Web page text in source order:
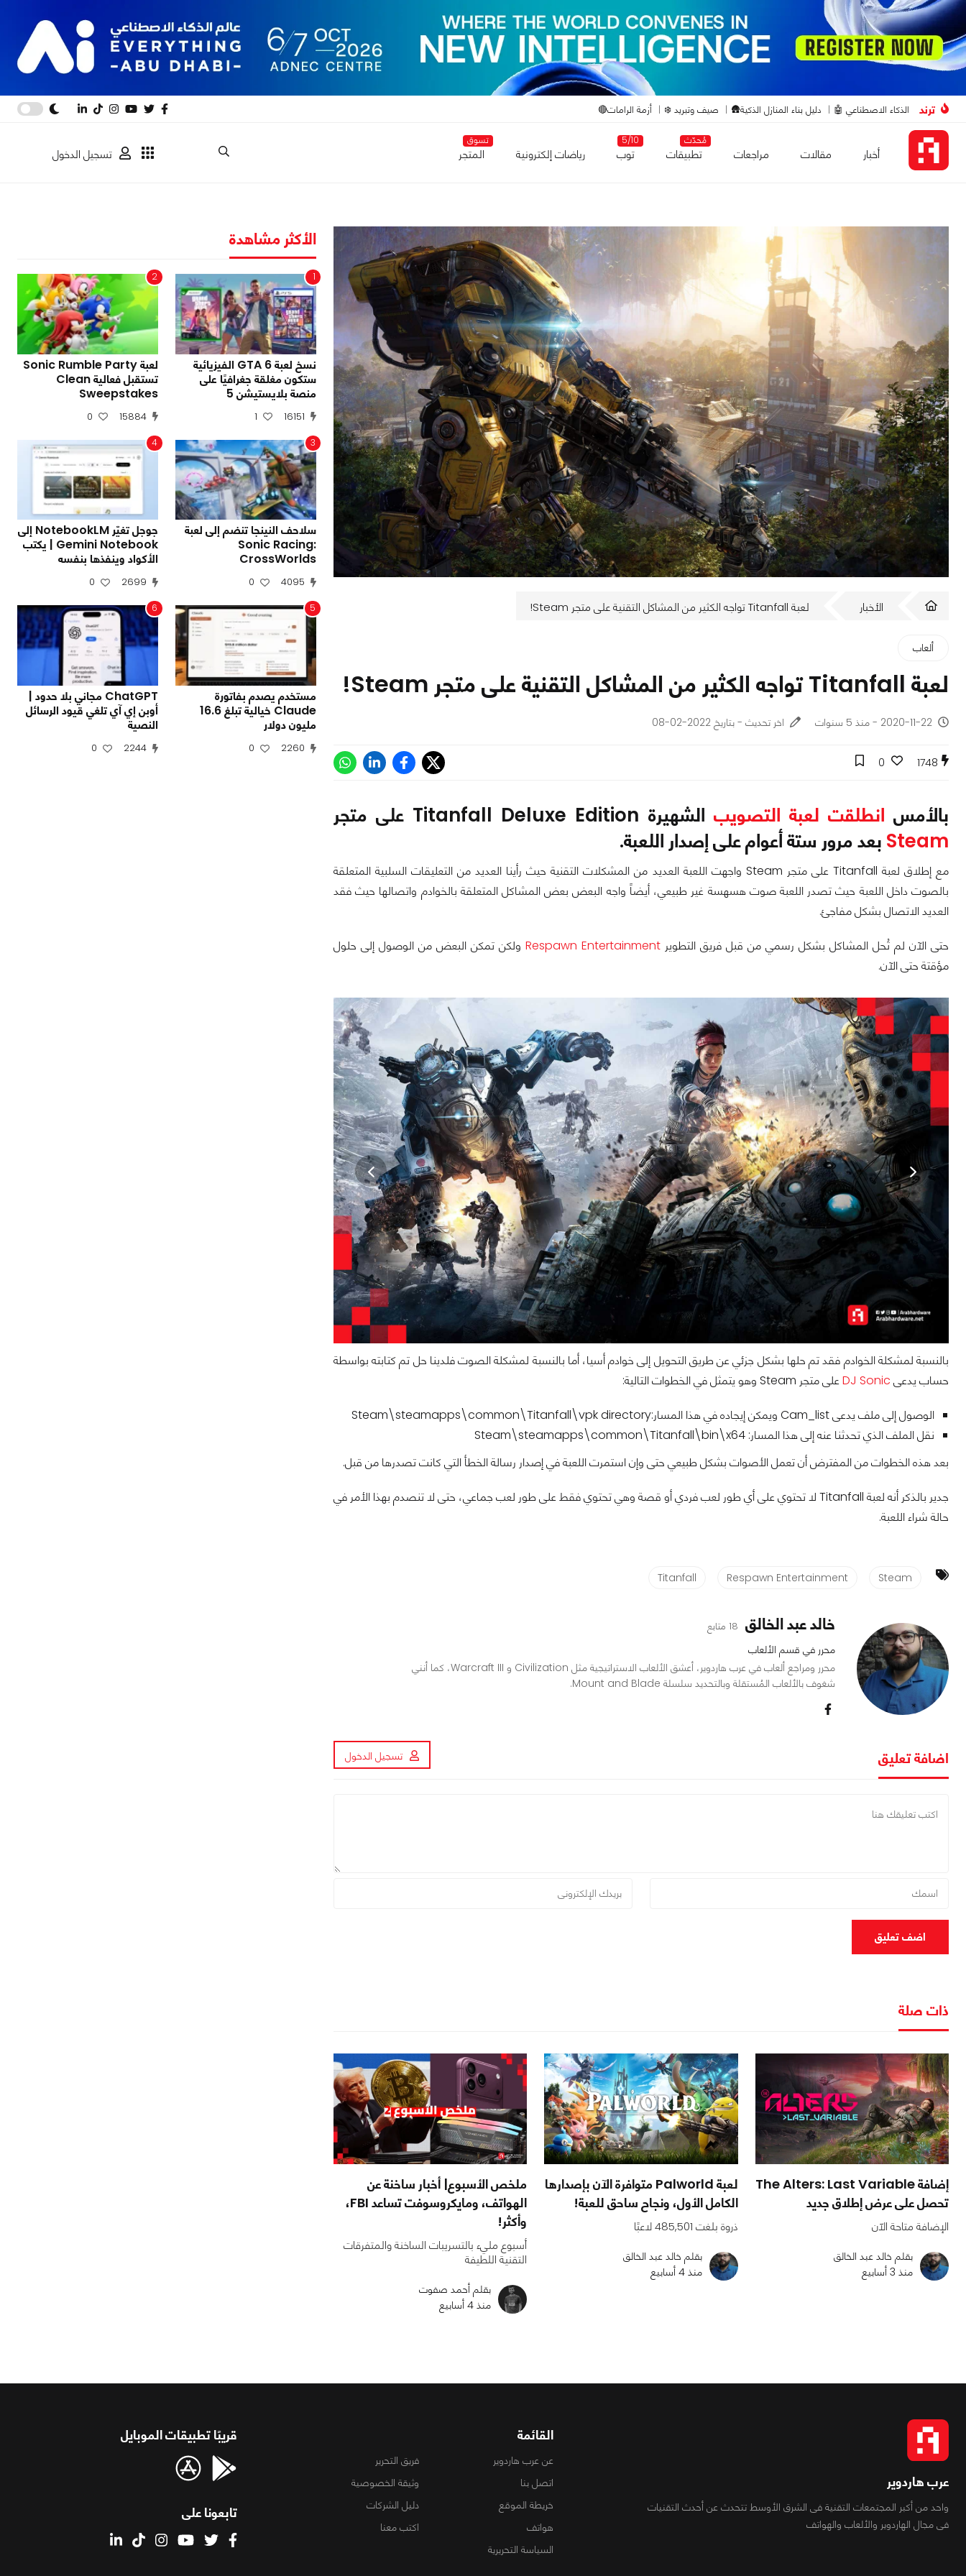
ترند الذكاء الاصطناعي 🤖 دليل بناء المنازل الذكية🛖 صيف وتبريد ❄️ أزمة الرامات🔴
أخبار مقالات مراجعات
مُحدّث
تطبيقات
5/10
توب رياضات إلكترونية
تسوق
المتجر تسجيل الدخول
الأخبار لعبة Titanfall تواجه الكثير من المشاكل التقنية على متجر Steam!
ألعاب
لعبة Titanfall تواجه الكثير من المشاكل التقنية على متجر Steam!
2020-11-22 - منذ 5 سنوات اخر تحديث - بتاريخ 2022-02-08
1748
0
بالأمسانطلقت لعبة التصويب الشهيرة Titanfall Deluxe Edition على متجر
Steam بعد مرور ستة أعوام على إصدار اللعبة.
مع إطلاق لعبة Titanfall على متجر Steam واجهت اللعبة العديد من المشكلات التقنية حيث رأينا العديد من التعليقات السلبية المتعلقة
بالصوت داخل اللعبة حيث تصدر اللعبة صوت هسهسة غير طبيعي، أيضاً واجه البعض بعض المشاكل المتعلقة بالخوادم واتصالها حيث فقد
العديد الاتصال بشكل مفاجئ.
حتى الآن لم تُحل المشاكل بشكل رسمي من قبل فريق التطوير
ولكن تمكن البعض من الوصول إلى حلول
مؤقتة حتى الآن.
بالنسبة لمشكلة الخوادم فقد تم حلها بشكل جزئي عن طريق التحويل إلى خوادم أسيا، أما بالنسبة لمشكلة الصوت فلدينا حل تم كتابته بواسطة
حساب يدعى
على متجر Steam وهو يتمثل في الخطوات التالية:
الوصول إلى ملف يدعى Cam_list ويمكن إيجاده في هذا المسار:Steam\steamapps\common\Titanfall\vpk directory
نقل الملف الذي تحدثنا عنه إلى هذا المسار: Steam\steamapps\common\Titanfall\bin\x64
بعد هذه الخطوات من المفترض أن تعمل الأصوات بشكل طبيعي حتى وإن استمرت اللعبة في إصدار رسالة الخطأ التي كانت تصدرها من قبل.
جدير بالذكر أنه لعبة Titanfall لا تحتوي على أي طور لعب فردي أو قصة وهي تحتوي فقط على طور لعب جماعي، حتى لا تنصدم بهذا الأمر في
حالة شراء اللعبة.
Steam
Respawn Entertainment
Titanfall
خالد عبد الخالق 18 متابع
محرر في قسم الألعاب
محرر ومراجع ألعاب في عرب هاردوير، أعشق الألعاب الاستراتيجية مثل Civilization و Warcraft III، كما أنني
شغوف بالألعاب المُستقلة وبالتحديد سلسلة Mount and Blade.
اضافة تعليق تسجيل الدخول
اضف تعليق
ذات صلة
إضافة The Alters: Last Variable
تحصل على عرض إطلاق جديد
الإضافة متاحة الآن
بقلم خالد عبد الخالق
منذ 3 أسابيع
لعبة Palworld متوافرة الآن بإصدارها
الكامل الأول، ونجاح ساحق للعبة!
ذروة بلغت 485,501 لاعبًا
بقلم خالد عبد الخالق
منذ 4 أسابيع
ملخص الأسبوع| أخبار ساخنة عن
الهواتف، ومايكروسوفت تساعد FBI،
وأكثر!
أسبوع مليء بالتسريبات الساخنة والمتفرقات
التقنية اللطيفة
بقلم أحمد صفوت
منذ 4 أسابيع
الأكثر مشاهدة
1
نسخ لعبة GTA 6 الفيزيائية
ستكون مغلقة جغرافيًا على
منصة بلايستيشن 5
16151
1
2
لعبة Sonic Rumble Party
تستقبل فعالية Clean
Sweepstakes
15884
0
3
سلاحف النينجا تنضم إلى لعبة
Sonic Racing:
CrossWorlds
4095
0
4
جوجل تغيّر NotebookLM إلى
Gemini Notebook | يكتب
الأكواد وينفذها بنفسه
2699
0
5
مستخدم يصدم بفاتورة
Claude خيالية تبلغ 16.6
مليون دولار
2260
0
6
ChatGPT مجاني بلا حدود |
أوبن إي آي تلغي قيود الرسائل
النصية
2244
0
عرب هاردوير
واحد من أكبر المجتمعات التقنية فى الشرق الأوسط تتحدث عن أحدث التقنيات
فى مجال الهاردوير والألعاب والهواتف
القائمة
عن عرب هاردوير
فريق التحرير
اتصل بنا
وثيقة الخصوصية
خريطة الموقع
دليل الشركات
هواتف
اكتب معنا
السياسة التحريرية
قريبًا تطبيقات الموبايل
تابعونا على